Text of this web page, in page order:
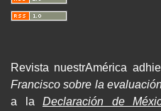
Revista nuestrAmérica
Francisco sobre la
a la Declaración de